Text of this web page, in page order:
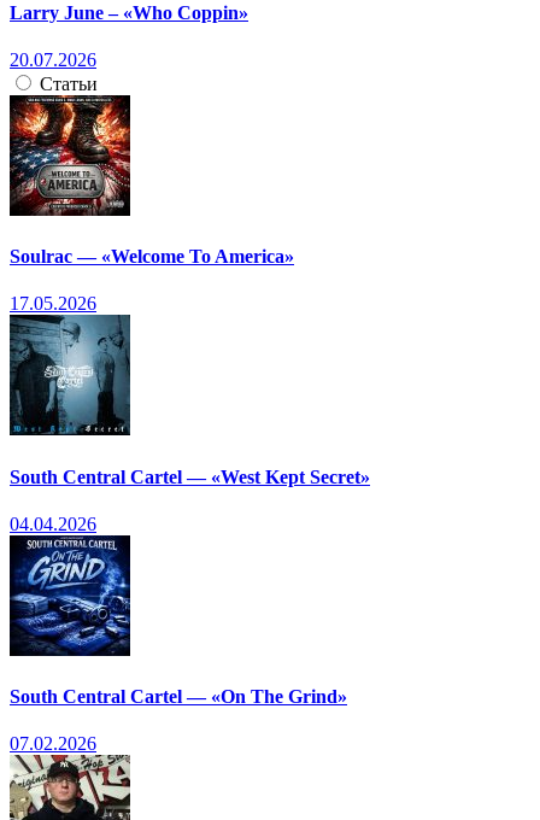
Larry June – «Who Coppin»
20.07.2026
Статьи
Soulrac — «Welcome To America»
17.05.2026
South Central Cartel — «West Kept Secret»
04.04.2026
South Central Cartel — «On The Grind»
07.02.2026